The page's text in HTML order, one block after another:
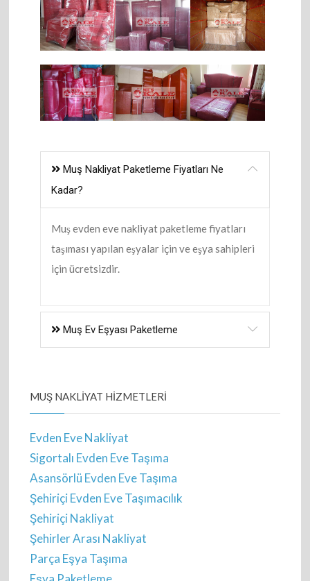
Muş Nakliyat Paketleme Fiyatları Ne
Kadar?
Muş evden eve nakliyat paketleme fiyatları
taşıması yapılan eşyalar için ve eşya sahipleri
için ücretsizdir.
Muş Ev Eşyası Paketleme
MUŞ NAKLIYAT HIZMETLERI
Evden Eve Nakliyat
Sigortalı Evden Eve Taşıma
Asansörlü Evden Eve Taşıma
Şehiriçi Evden Eve Taşımacılık
Şehiriçi Nakliyat
Şehirler Arası Nakliyat
Parça Eşya Taşıma